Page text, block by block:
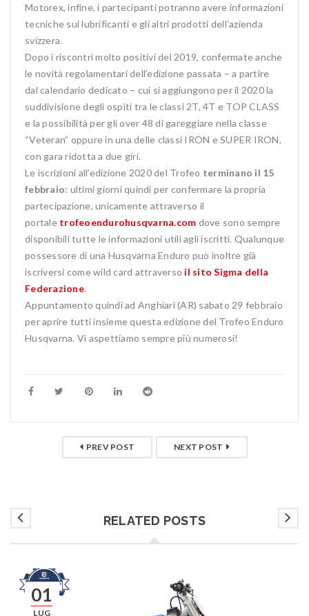
Motorex, infine, i partecipanti potranno avere informazioni
tecniche sui lubrificanti e gli altri prodotti dell’azienda
svizzera.
Dopo i riscontri molto positivi del 2019, confermate anche
le novità regolamentari dell’edizione passata – a partire
dal calendario dedicato – cui si aggiungono per il 2020 la
suddivisione degli ospiti tra le classi 2T, 4T e TOP CLASS
e la possibilità per gli over 48 di gareggiare nella classe
“Veteran” oppure in una delle classi IRON e SUPER IRON,
con gara ridotta a due giri.
Le iscrizioni all’edizione 2020 del Trofeo terminano il 15
febbraio: ultimi giorni quindi per confermare la propria
partecipazione, unicamente attraverso il
portale trofeoendurohusqvarna.com dove sono sempre
disponibili tutte le informazioni utili agli iscritti. Qualunque
possessore di una Husqvarna Enduro può inoltre già
iscriversi come wild card attraverso il sito Sigma della
Federazione.
Appuntamento quindi ad Anghiari (AR) sabato 29 febbraio
per aprire tutti insieme questa edizione del Trofeo Enduro
Husqvarna. Vi aspettiamo sempre più numerosi!
PREV POST NEXT POST
RELATED POSTS
01
LUG